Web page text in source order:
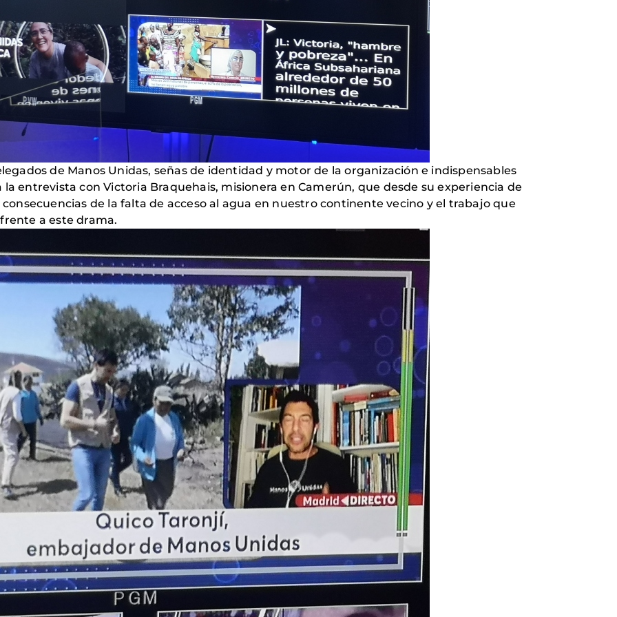
de Manos Unidas, señas de identidad y motor de la organización e indispensables
entrevista con Victoria Braquehais, misionera en Camerún, que desde su experiencia de
de la falta de acceso al agua en nuestro continente vecino y el trabajo que
a este drama.